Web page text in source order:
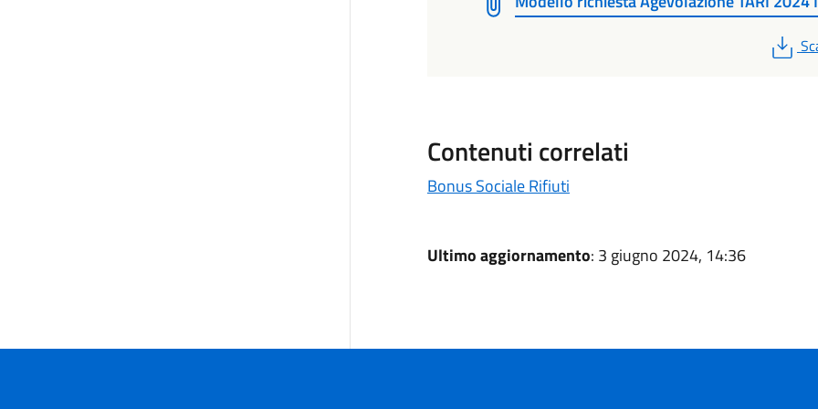
Contenuti correlati
Bonus Sociale Rifiuti
Ultimo aggiornamento: 3 giugno 2024, 14:36